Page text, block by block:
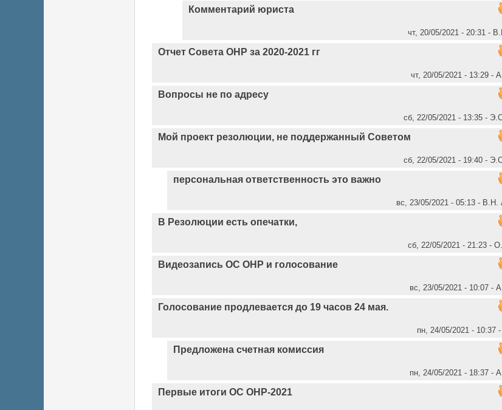
Комментарий юриста
чт, 20/05/2021 - 20:31 -
Отчет Совета ОНР за 2020-2021 гг
чт, 20/05/2021 - 13:29 -
Вопросы не по адресу
сб, 22/05/2021 - 13:35 -
Мой проект резолюции, не поддержанный Советом
сб, 22/05/2021 - 19:40 -
персональная ответственность это важно
вс, 23/05/2021 - 05:13 -
В Резолюции есть опечатки,
сб, 22/05/2021 - 21:23 -
Видеозапись ОС ОНР и голосование
вс, 23/05/2021 - 10:07 -
Голосование продлевается до 19 часов 24 мая.
пн, 24/05/2021 - 10:37
Предложена счетная комиссия
пн, 24/05/2021 - 18:37 -
Первые итоги ОС ОНР-2021